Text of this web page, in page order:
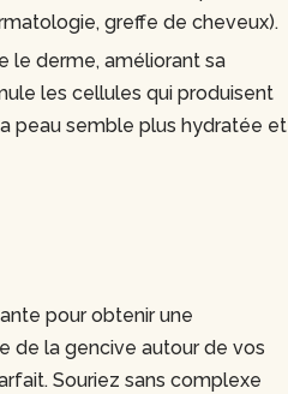
greffe de cheveux).
le derme, améliorant sa
les cellules qui produisent
peau semble plus hydratée et
pour obtenir une
de la gencive autour de vos
Souriez sans complexe